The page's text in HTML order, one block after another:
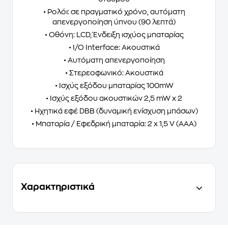
• Ρολόι: σε πραγματικό χρόνο, αυτόματη
απενεργοποίηση ύπνου (90 λεπτά)
• Οθόνη: LCD, Ένδειξη ισχύος μπαταρίας
• I/O Interface: Ακουστικά
• Αυτόματη απενεργοποίηση
• Στερεοφωνικό: Ακουστικά
• Ισχύς εξόδου μπαταρίας 100mW
• Ισχύς εξόδου ακουστικών 2,5 mW x 2
• Ηχητικά εφέ DBB (δυναμική ενίσχυση μπάσων)
• Μπαταρία / Εφεδρική μπαταρία: 2 x 1,5 V (AAA)
Χαρακτηριστικά